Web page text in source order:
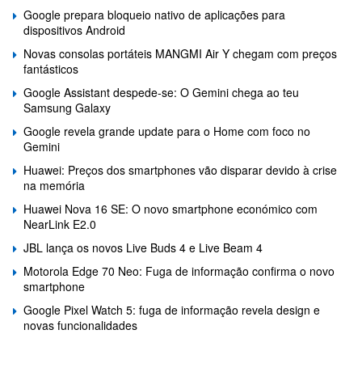
Google prepara bloqueio nativo de aplicações para
dispositivos Android
Novas consolas portáteis MANGMI Air Y chegam com preços
fantásticos
Google Assistant despede-se: O Gemini chega ao teu
Samsung Galaxy
Google revela grande update para o Home com foco no
Gemini
Huawei: Preços dos smartphones vão disparar devido à crise
na memória
Huawei Nova 16 SE: O novo smartphone económico com
NearLink E2.0
JBL lança os novos Live Buds 4 e Live Beam 4
Motorola Edge 70 Neo: Fuga de informação confirma o novo
smartphone
Google Pixel Watch 5: fuga de informação revela design e
novas funcionalidades